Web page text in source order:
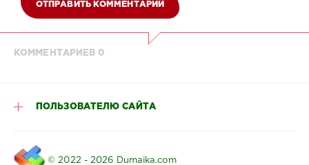
ОТПРАВИТЬ КОММЕНТАРИЙ
КОММЕНТАРИЕВ 0
ПОЛЬЗОВАТЕЛЮ САЙТА
© 2022 - 2026 Dumaika.com